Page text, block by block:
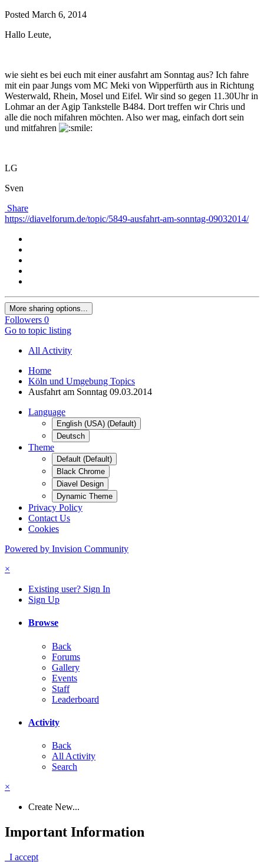
Posted March 6, 2014
Hallo Leute,
wie sieht es bei euch mit einer ausfahrt am Sonntag aus? Ich fahre
mit ein paar Jungs vom MC Meki von Wipperfürth aus in Richtung
Westerwald, Rhein, Mosel und Eifel. Wir sind so gegen 11.30Uhr in
Lohmar an der Agip Tankstelle B484. Dort treffen wir Chris und
alle die noch mifahren möchten. Also wer mag, einfach dort sein
und mitfahren
LG
Sven
Share
https://diavelforum.de/topic/5849-ausfahrt-am-sonntag-09032014/
More sharing options...
Followers 0
Go to topic listing
All Activity
Home
Köln und Umgebung Topics
Ausfahrt am Sonntag 09.03.2014
Language
English (USA) (Default)
Deutsch
Theme
Default (Default)
Black Chrome
Diavel Design
Dynamic Theme
Privacy Policy
Contact Us
Cookies
Powered by Invision Community
×
Existing user? Sign In
Sign Up
Browse
Back
Forums
Gallery
Events
Staff
Leaderboard
Activity
Back
All Activity
Search
×
Create New...
Important Information
I accept